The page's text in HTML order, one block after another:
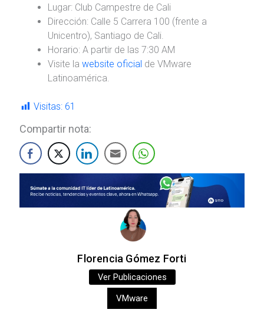
Lugar: Club Campestre de Cali
Dirección: Calle 5 Carrera 100 (frente a
Unicentro), Santiago de Cali.
Horario: A partir de las 7:30 AM
Visite la website oficial de VMware
Latinoamérica.
Visitas: 61
Compartir nota:
Florencia Gómez Forti
Ver Publicaciones
VMware